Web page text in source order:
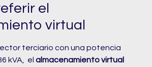
el
virtual
terciario con una potencia
kVA, el almacenamiento virtual